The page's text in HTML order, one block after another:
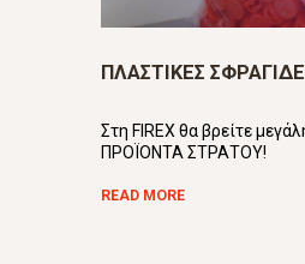
ΠΛΑΣΤΙΚΕΣ
Στη FIREX θα βρείτε
ΠΡΟΪΟΝΤΑ ΣΤΡΑΤΟΥ!
READ MORE